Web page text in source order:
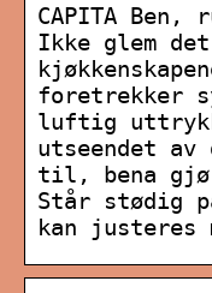
CAPITA
Ikke glem
foretrekker
luftig
utseendet
til, bena gjør
Står stødig
kan justeres